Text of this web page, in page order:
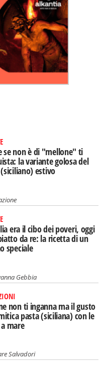
se non è di "mellone" ti
la variante golosa del
estivo
era il cibo dei poveri, oggi
da re: la ricetta di un
speciale
Gebbia
non ti inganna ma il gusto
pasta (siciliana) con le
mare
Salvadori